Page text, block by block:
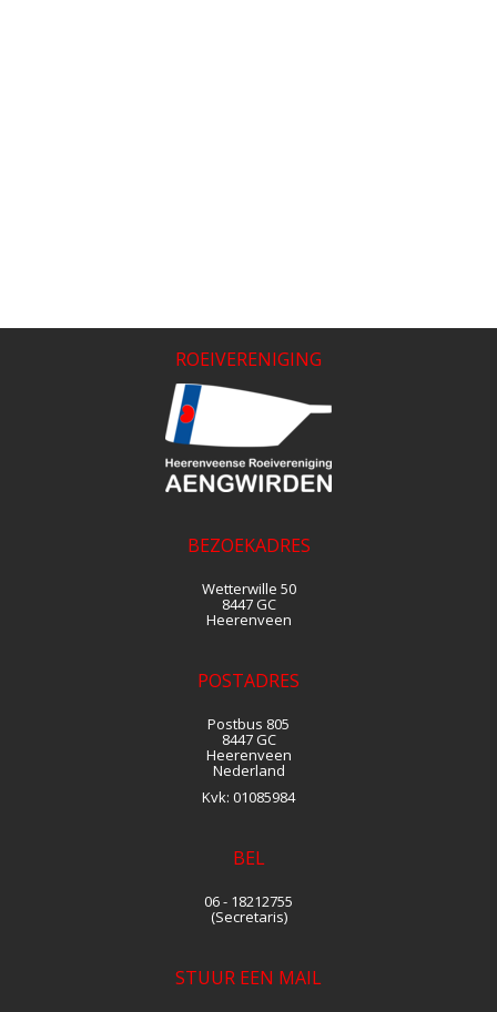
ROEIVERENIGING
BEZOEKADRES
Wetterwille 50
8447 GC
Heerenveen
POSTADRES
Postbus 805
8447 GC
Heerenveen
Nederland
Kvk: 01085984
BEL
06 - 18212755
(Secretaris)
STUUR EEN MAIL